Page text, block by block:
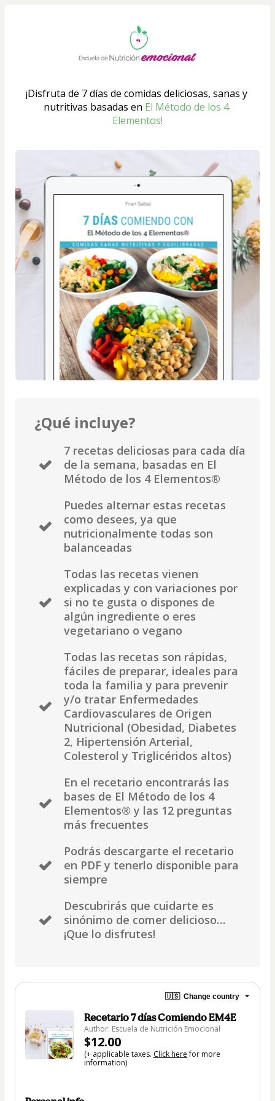
¡Disfruta de 7 días de comidas deliciosas, sanas y
nutritivas basadas en El Método de los 4
Elementos!
¿Qué incluye?
7 recetas deliciosas para cada día
de la semana, basadas en El
Método de los 4 Elementos®️
Puedes alternar estas recetas
como desees, ya que
nutricionalmente todas son
balanceadas
Todas las recetas vienen
explicadas y con variaciones por
si no te gusta o dispones de
algún ingrediente o eres
vegetariano o vegano
Todas las recetas son rápidas,
fáciles de preparar, ideales para
toda la familia y para prevenir
y/o tratar Enfermedades
Cardiovasculares de Origen
Nutricional (Obesidad, Diabetes
2, Hipertensión Arterial,
Colesterol y Triglicéridos altos)
En el recetario encontrarás las
bases de El Método de los 4
Elementos®️ y las 12 preguntas
más frecuentes
Podrás descargarte el recetario
en PDF y tenerlo disponible para
siempre
Descubrirás que cuidarte es
sinónimo de comer delicioso…
¡Que lo disfrutes!
🇺🇸 Change country
Recetario 7 días Comiendo EM4E
Author: Escuela de Nutrición Emocional
$12.00
(+ applicable taxes. Click herefor more
information)